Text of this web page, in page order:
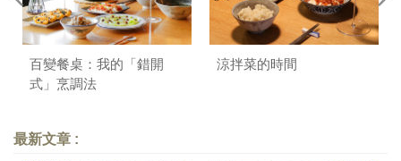
百變餐桌：我的「錯開
式」烹調法
涼拌菜的時間
最新文章 :